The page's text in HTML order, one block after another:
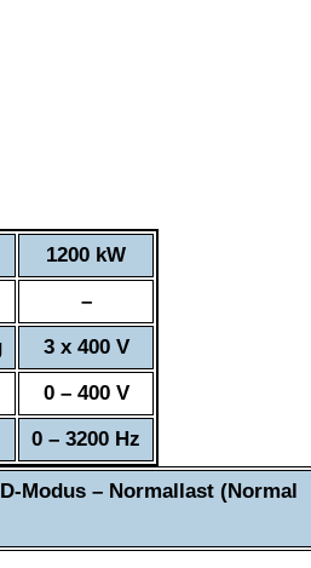
1200 kW
–
3 x 400 V
0 – 400 V
0 – 3200 Hz
Modus – Normallast (Normal